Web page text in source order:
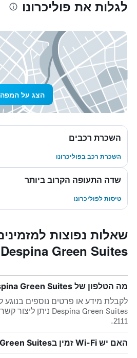
לגלות את פוליכרונו
הצג על המפה
השכרת רכבים
השכרת רכב בפוליכרונו
שדה התעופה הקרוב ביותר
טיסות לפוליכרונו
Despina Green Suites
מה הטלפון של Villa Despina Green Suites?
2111.
האם יש Wi-Fi זמין בVilla Despina Green Suites?